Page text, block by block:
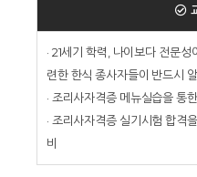
· 21세기 학력, 나이보다 전문
련한 한식 종사자들이 반드시
· 조리사자격증 메뉴실습을 통
· 조리사자격증 실기시험 합격
비